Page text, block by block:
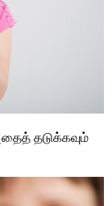
தடுக்கவும்